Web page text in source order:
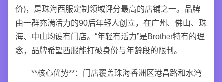
价)，是珠海西服定制领域评分最高的店铺之一。品牌
由一群充满活力的90后年轻人创立，在广州、佛山、珠
海、中山均设有门店。“年轻有活力”是Brother特有的理
念，品牌希望西服能打破身份与年龄段的限制。
**核心优势**：门店覆盖珠海香洲区港昌路和水湾